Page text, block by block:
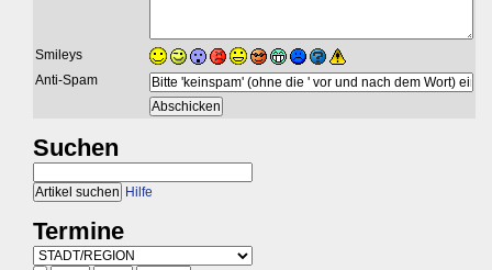
Smileys
Anti-Spam
Suchen
Hilfe
Termine